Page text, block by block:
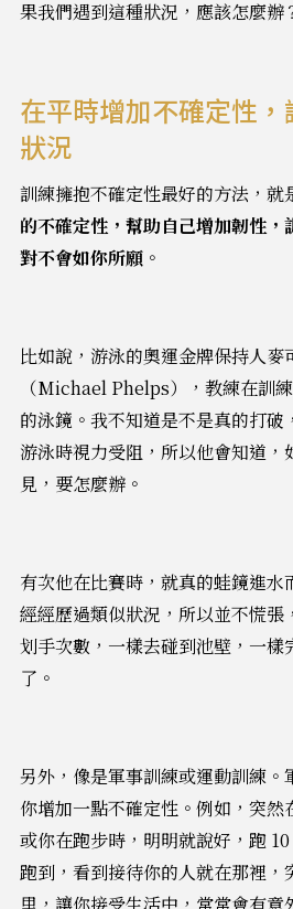
果我們遇到這種狀況，應該怎麼辦
在平時增加不確定性
狀況
訓練擁抱不確定性最好的方法，就
的不確定性，幫助自己增加韌性，
對不會如你所願 。
比如說，游泳的奧運金牌保持人
（Michael Phelps），教練在訓
的泳鏡。我不知道是不是真的打破
游泳時視力受阻，所以他會知道，
見，要怎麼辦。
有次他在比賽時，就真的蛙鏡進水
經經歷過類似狀況，所以並不慌張
划手次數，一樣去碰到池壁，一樣
了。
另外，像是軍事訓練或運動訓練。
你增加一點不確定性。例如，突然
或你在跑步時，明明就說好，跑
跑到，看到接待你的人就在那裡，